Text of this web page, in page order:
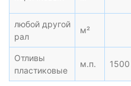
любой другой
рал
м²
Отливы
пластиковые
м.п. 1500